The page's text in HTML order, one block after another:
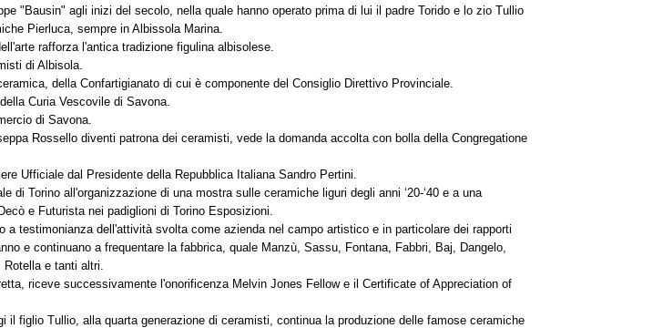
"Bausin" agli inizi del secolo, nella quale hanno operato prima di lui il padre Torido e lo zio Tullio
Pierluca, sempre in Albissola Marina.
rafforza l'antica tradizione figulina albisolese.
di Albisola.
della Confartigianato di cui è componente del Consiglio Direttivo Provinciale.
Curia Vescovile di Savona.
di Savona.
Rossello diventi patrona dei ceramisti, vede la domanda accolta con bolla della Congregatione
Ufficiale dal Presidente della Repubblica Italiana Sandro Pertini.
di Torino all'organizzazione di una mostra sulle ceramiche liguri degli anni ‘20-‘40 e a una
e Futurista nei padiglioni di Torino Esposizioni.
a testimonianza dell'attività svolta come azienda nel campo artistico e in particolare dei rapporti
e continuano a frequentare la fabbrica, quale Manzù, Sassu, Fontana, Fabbri, Baj, Dangelo,
e tanti altri.
riceve successivamente l'onorificenza Melvin Jones Fellow e il Certificate of Appreciation of
figlio Tullio, alla quarta generazione di ceramisti, continua la produzione delle famose ceramiche